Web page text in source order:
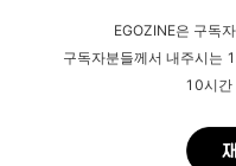
EGOZINE은 구독
구독자분들께서 내주시는
10시간